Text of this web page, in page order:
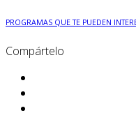
PROGRAMAS QUE TE PUEDEN
Compártelo